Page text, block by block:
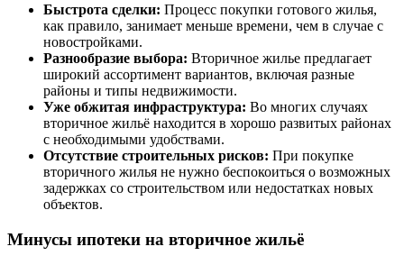
Быстрота сделки: Процесс покупки готового жилья,
как правило, занимает меньше времени, чем в случае с
новостройками.
Разнообразие выбора: Вторичное жилье предлагает
широкий ассортимент вариантов, включая разные
районы и типы недвижимости.
Уже обжитая инфраструктура: Во многих случаях
вторичное жильё находится в хорошо развитых районах
с необходимыми удобствами.
Отсутствие строительных рисков: При покупке
вторичного жилья не нужно беспокоиться о возможных
задержках со строительством или недостатках новых
объектов.
Минусы ипотеки на вторичное жильё